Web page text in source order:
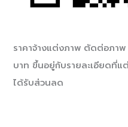
ราคาจ้างแต่งภาพ ตัดต่อภา
บาท ขึ้นอยู่กับรายละเอียดที่แ
ได้รับส่วนลด